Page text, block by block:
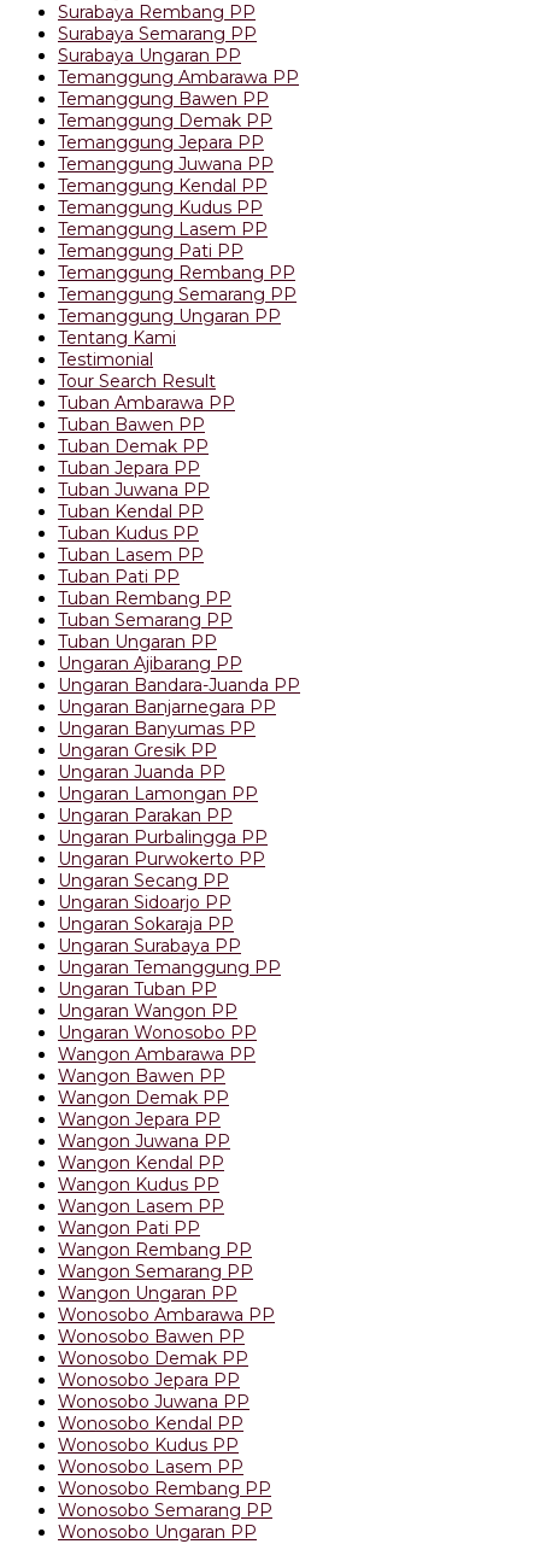
Surabaya Rembang PP
Surabaya Semarang PP
Surabaya Ungaran PP
Temanggung Ambarawa PP
Temanggung Bawen PP
Temanggung Demak PP
Temanggung Jepara PP
Temanggung Juwana PP
Temanggung Kendal PP
Temanggung Kudus PP
Temanggung Lasem PP
Temanggung Pati PP
Temanggung Rembang PP
Temanggung Semarang PP
Temanggung Ungaran PP
Tentang Kami
Testimonial
Tour Search Result
Tuban Ambarawa PP
Tuban Bawen PP
Tuban Demak PP
Tuban Jepara PP
Tuban Juwana PP
Tuban Kendal PP
Tuban Kudus PP
Tuban Lasem PP
Tuban Pati PP
Tuban Rembang PP
Tuban Semarang PP
Tuban Ungaran PP
Ungaran Ajibarang PP
Ungaran Bandara-Juanda PP
Ungaran Banjarnegara PP
Ungaran Banyumas PP
Ungaran Gresik PP
Ungaran Juanda PP
Ungaran Lamongan PP
Ungaran Parakan PP
Ungaran Purbalingga PP
Ungaran Purwokerto PP
Ungaran Secang PP
Ungaran Sidoarjo PP
Ungaran Sokaraja PP
Ungaran Surabaya PP
Ungaran Temanggung PP
Ungaran Tuban PP
Ungaran Wangon PP
Ungaran Wonosobo PP
Wangon Ambarawa PP
Wangon Bawen PP
Wangon Demak PP
Wangon Jepara PP
Wangon Juwana PP
Wangon Kendal PP
Wangon Kudus PP
Wangon Lasem PP
Wangon Pati PP
Wangon Rembang PP
Wangon Semarang PP
Wangon Ungaran PP
Wonosobo Ambarawa PP
Wonosobo Bawen PP
Wonosobo Demak PP
Wonosobo Jepara PP
Wonosobo Juwana PP
Wonosobo Kendal PP
Wonosobo Kudus PP
Wonosobo Lasem PP
Wonosobo Rembang PP
Wonosobo Semarang PP
Wonosobo Ungaran PP